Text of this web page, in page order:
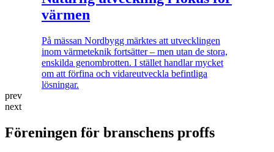
värmen
På mässan Nordbygg märktes att utvecklingen
inom värmeteknik fortsätter – men utan de stora,
enskilda genombrotten. I stället handlar mycket
om att förfina och vidareutveckla befintliga
lösningar.
prev
next
Föreningen för branschens proffs